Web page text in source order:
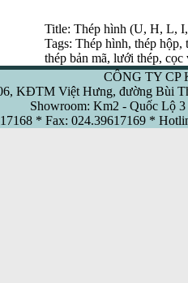
Title: Thép hình (U, H, L,
Tags: Thép hình, thép hộp,
thép bản mã, lưới thép, cọc
CÔNG TY CP
KĐTM Việt Hưng, đường Bùi
Showroom: Km2 - Quốc Lộ
* Fax: 024.39617169 *